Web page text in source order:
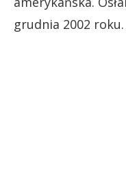
grudnia 2002 roku.